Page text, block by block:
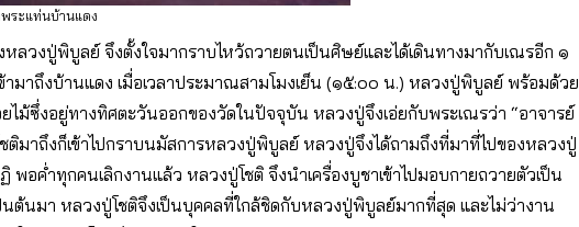
ระแท่นบ้านแดง
หลวงปู่พิบูลย์ จึงตั้งใจมากราบไหว้ถวายตนเป็นศิษย์และได้เดินทางมากับเณรอีก ๑
ข้ามาถึงบ้านแดง เมื่อเวลาประมาณสามโมงเย็น (๑๕:๐๐ น.) หลวงปู่พิบูลย์ พร้อมด้วย
ไม้ซึ่งอยู่ทางทิศตะวันออกของวัดในปัจจุบัน หลวงปู่จึงเอ่ยกับพระเณรว่า “อาจารย์
ติมาถึงก็เข้าไปกราบนมัสการหลวงปู่พิบูลย์ หลวงปู่จึงได้ถามถึงที่มาที่ไปของหลวงปู่
พอค่ําทุกคนเลิกงานแล้ว หลวงปู่โชติ จึงนําเครื่องบูชาเข้าไปมอบกายถวายตัวเป็น
นมา หลวงปู่โชติจึงเป็นบุคคลที่ใกล้ชิดกับหลวงปู่พิบูลย์มากที่สุด และไม่ว่างาน